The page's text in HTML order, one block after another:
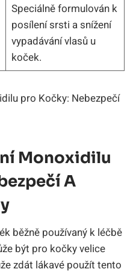
Speciálně formulován k
posílení srsti a snížení
vypadávání vlasů u
koček.
Monoxidilu
A
běžně používaný k léčbě
být pro kočky velice
zdát lákavé použít tento